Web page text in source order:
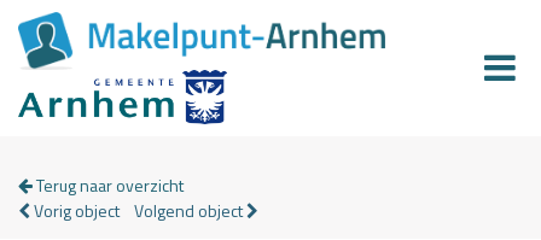
Terug naar overzicht
Vorig object Volgend object